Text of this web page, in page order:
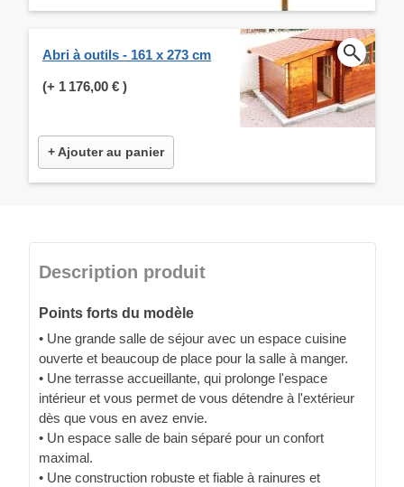
Abri à outils - 161 x 273 cm
(+ 1 176,00 € )
+ Ajouter au panier
Description produit
Points forts du modèle
• Une grande salle de séjour avec un espace cuisine
ouverte et beaucoup de place pour la salle à manger.
• Une terrasse accueillante, qui prolonge l'espace
intérieur et vous permet de vous détendre à l'extérieur
dès que vous en avez envie.
• Un espace salle de bain séparé pour un confort
maximal.
• Une construction robuste et fiable à rainures et